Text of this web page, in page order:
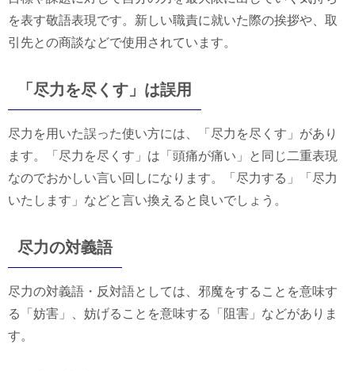
を表す敬語表現です。新しい職責に就いた際の挨拶や、取
引先との商談などで使用されています。
「尽力を尽くす」は誤用
尽力を用いた誤った使い方には、「尽力を尽くす」があり
ます。「尽力を尽くす」は「頭痛が痛い」と同じ二重表現
なのでおかしい言い回しになります。「尽力する」「尽力
いたします」などと言い換えると良いでしょう。
尽力の対義語
尽力の対義語・反対語としては、邪魔をすることを意味す
る「妨害」、妨げることを意味する「阻害」などがありま
す。